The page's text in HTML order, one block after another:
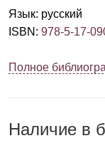
Язык: русский
ISBN : 978-5-17-
Полное
Наличие в